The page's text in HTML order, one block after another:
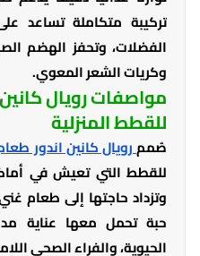
تركيبة متكاملة تساعد
الفضلات، وتحفز الهضم
وكريات الشعر المعوي.
مواصفات رويال
للقطط المنزلية
صُممرويال كانين اندور
للقطط التي تعيش في
وتزداد حاجتها إلى طعام
حبة تحمل معها عناية
الحيوية، والفراء الصحي